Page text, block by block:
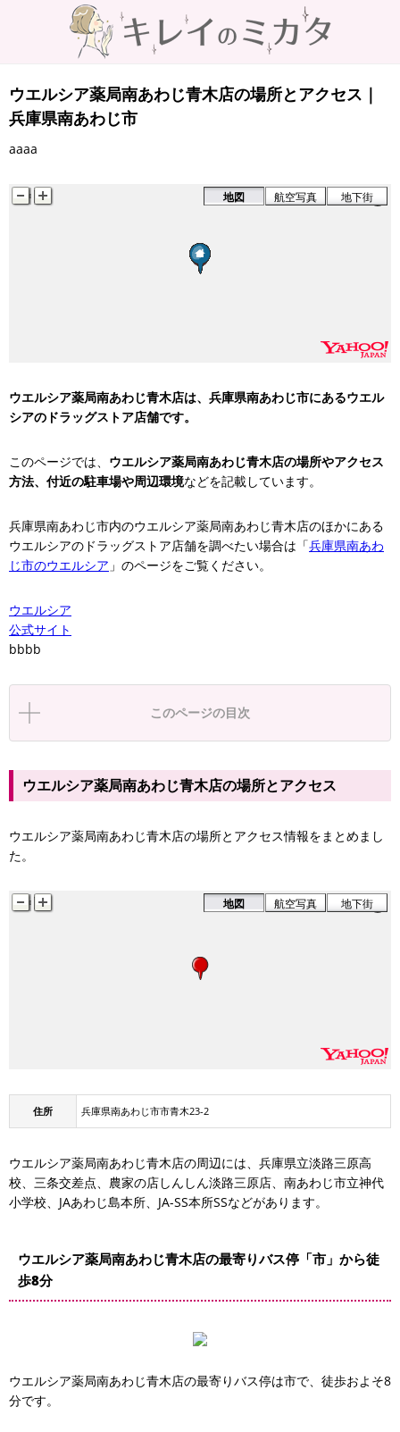
ウエルシア薬局南あわじ青木店の場所とアクセス｜
兵庫県南あわじ市
aaaa
地図 航空写真 地下街
ウエルシア薬局南あわじ青木店は、兵庫県南あわじ市にあるウエル
シアのドラッグストア店舗です。
このページでは、 ウエルシア薬局南あわじ青木店の場所やアクセス
方法、付近の駐車場や周辺環境などを記載しています。
兵庫県南あわじ市内のウエルシア薬局南あわじ青木店のほかにある
ウエルシアのドラッグストア店舗を調べたい場合は「兵庫県南あわ
じ市のウエルシア 」のページをご覧ください。
ウエルシア
公式サイト
bbbb
このページの目次
ウエルシア薬局南あわじ青木店の場所とアクセス
ウエルシア薬局南あわじ青木店の場所とアクセス情報をまとめまし
た。
地図 航空写真 地下街
住所 兵庫県南あわじ市市青木23-2
ウエルシア薬局南あわじ青木店の周辺には、兵庫県立淡路三原高
校、三条交差点、農家の店しんしん淡路三原店、南あわじ市立神代
小学校、JAあわじ島本所、JA-SS本所SSなどがあります。
ウエルシア薬局南あわじ青木店の最寄りバス停「市」から徒
歩8分
ウエルシア薬局南あわじ青木店の最寄りバス停は市で、徒歩およそ8
分です。